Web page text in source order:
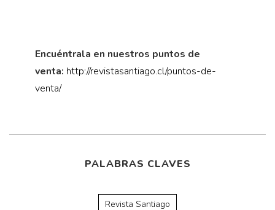
Encuéntrala en nuestros puntos de
venta: http://revistasantiago.cl/puntos-de-
venta/
PALABRAS CLAVES
Revista Santiago